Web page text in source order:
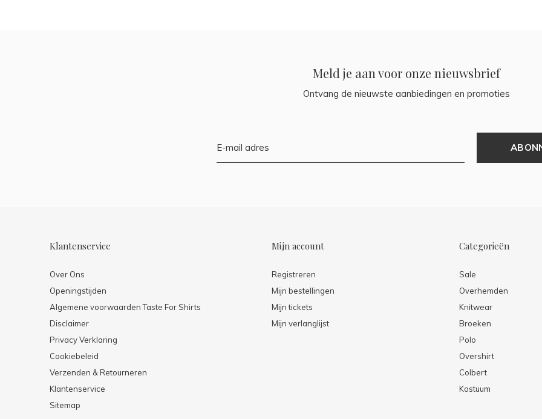
Meld je aan voor onze nieuwsbrief
Ontvang de nieuwste aanbiedingen en promoties
Klantenservice
Over Ons
Openingstijden
Algemene voorwaarden Taste For Shirts
Disclaimer
Privacy Verklaring
Cookiebeleid
Verzenden & Retourneren
Klantenservice
Sitemap
Mijn account
Registreren
Mijn bestellingen
Mijn tickets
Mijn verlanglijst
Categorieën
Sale
Overhemden
Knitwear
Broeken
Polo
Overshirt
Colbert
Kostuum